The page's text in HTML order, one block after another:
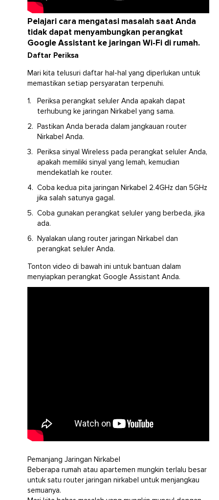
Pelajari cara mengatasi masalah saat Anda
tidak dapat menyambungkan perangkat
Google Assistant ke jaringan Wi-Fi di rumah.
Daftar Periksa
Mari kita telusuri daftar hal-hal yang diperlukan untuk
memastikan setiap persyaratan terpenuhi.
Periksa perangkat seluler Anda apakah dapat
terhubung ke jaringan Nirkabel yang sama.
Pastikan Anda berada dalam jangkauan router
Nirkabel Anda.
Periksa sinyal Wireless pada perangkat seluler Anda,
apakah memiliki sinyal yang lemah, kemudian
mendekatlah ke router.
Coba kedua pita jaringan Nirkabel 2.4GHz dan 5GHz
jika salah satunya gagal.
Coba gunakan perangkat seluler yang berbeda, jika
ada.
Nyalakan ulang router jaringan Nirkabel dan
perangkat seluler Anda.
Tonton video di bawah ini untuk bantuan dalam
menyiapkan perangkat Google Assistant Anda.
Pemanjang Jaringan Nirkabel
Beberapa rumah atau apartemen mungkin terlalu besar
untuk satu router jaringan nirkabel untuk menjangkau
semuanya.